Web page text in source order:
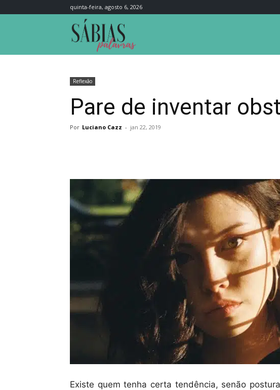
quinta-feira, agosto 6, 2026
Reflexão
Pare de inventar
Por Luciano Cazz - jan 22, 2019
Existe quem tenha certa tendência, senão